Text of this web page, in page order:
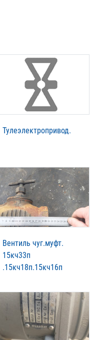
Тулеэлектропривод.
Вентиль чуг.муфт.
15кч33п
.15кч18п.15кч16п